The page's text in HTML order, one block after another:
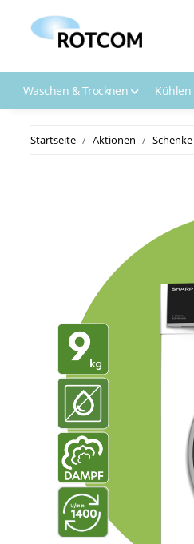
Waschen & Trocknen
Startseite Aktionen